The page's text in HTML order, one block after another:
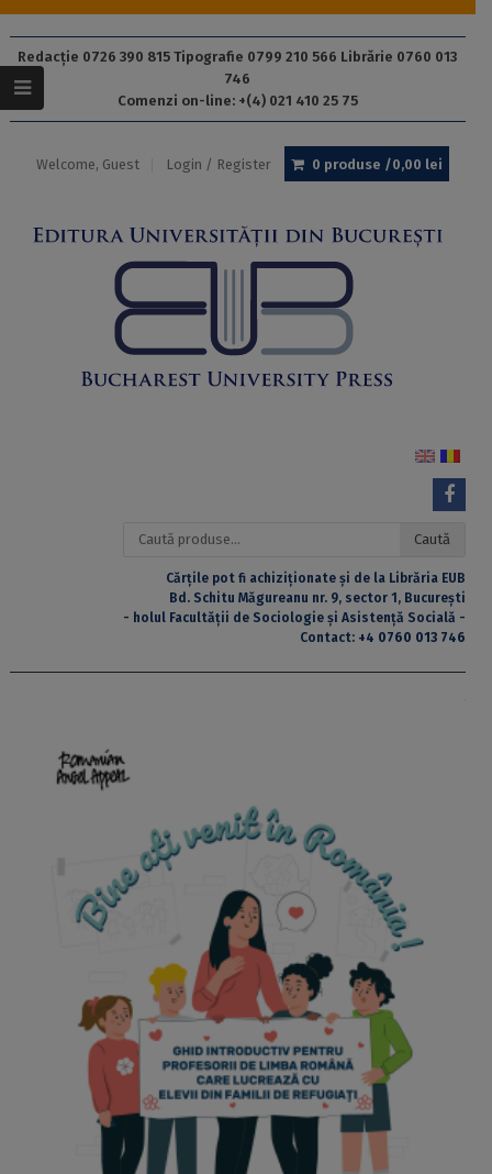
Redacție 0726 390 815 Tipografie 0799 210 566 Librărie 0760 013
746
Comenzi on-line: +(4) 021 410 25 75
Welcome, Guest Login / Register 0 produse /0,00 lei
Caută
Caută
Cărțile pot fi achiziționate și de la Librăria EUB
Bd. Schitu Măgureanu nr. 9, sector 1, București
- holul Facultății de Sociologie și Asistență Socială -
Contact: +4 0760 013 746